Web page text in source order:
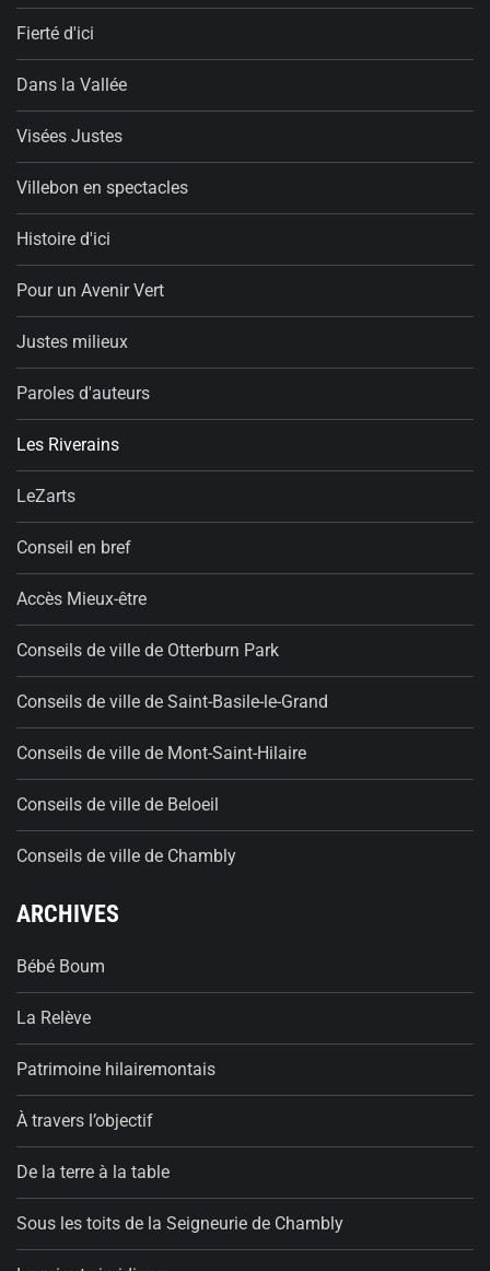
Fierté d'ici
Dans la Vallée
Visées Justes
Villebon en spectacles
Histoire d'ici
Pour un Avenir Vert
Justes milieux
Paroles d'auteurs
Les Riverains
LeZarts
Conseil en bref
Accès Mieux-être
Conseils de ville de Otterburn Park
Conseils de ville de Saint-Basile-le-Grand
Conseils de ville de Mont-Saint-Hilaire
Conseils de ville de Beloeil
Conseils de ville de Chambly
ARCHIVES
Bébé Boum
La Relève
Patrimoine hilairemontais
À travers l’objectif
De la terre à la table
Sous les toits de la Seigneurie de Chambly